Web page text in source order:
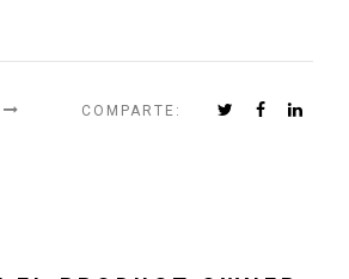
COMPARTE: